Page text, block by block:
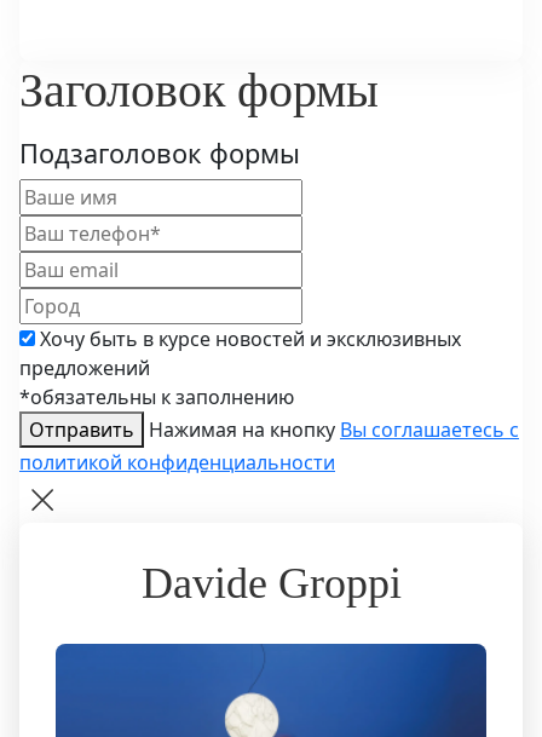
Заголовок формы
Подзаголовок формы
Хочу быть в курсе новостей и эксклюзивных
предложений
*обязательны к заполнению
Отправить
Нажимая на кнопку Вы соглашаетесь с
политикой конфиденциальности
Davide Groppi